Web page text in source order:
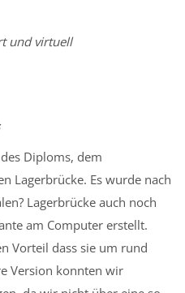
und virtuell
Diploms, dem
Lagerbrücke. Es wurde nach
Lagerbrücke auch noch
am Computer erstellt.
Vorteil dass sie um rund
Version konnten wir